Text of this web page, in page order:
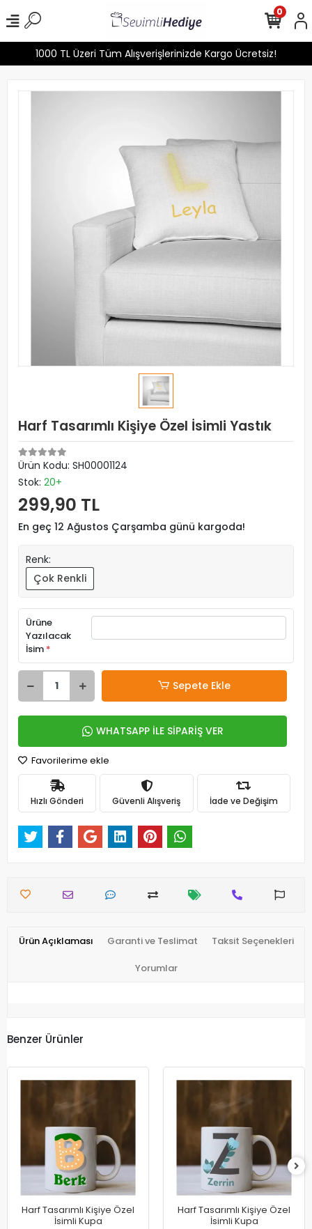
1000 TL Üzeri Tüm Alışverişlerinizde Kargo Ücretsiz!
0
Harf Tasarımlı Kişiye Özel İsimli Yastık
Ürün Kodu: SH00001124
Stok: 20+
299,90 TL
En geç 12 Ağustos Çarşamba günü kargoda!
Renk:
Çok Renkli
Ürüne
Yazılacak
İsim *
Sepete Ekle
WHATSAPP İLE SİPARİŞ VER
Favorilerime ekle
Hızlı Gönderi Güvenli Alışveriş İade ve Değişim
Ürün Açıklaması Garanti ve Teslimat Taksit Seçenekleri
Yorumlar
Benzer Ürünler
Harf Tasarımlı Kişiye Özel
İsimli Kupa
Harf Tasarımlı Kişiye Özel
İsimli Kupa